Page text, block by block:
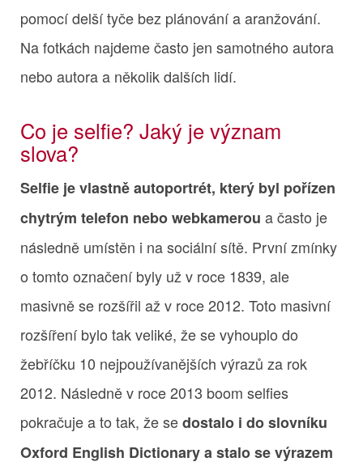
pomocí delší tyče bez plánování a aranžování.
Na fotkách najdeme často jen samotného autora
nebo autora a několik dalších lidí.
Co je selfie? Jaký je význam
slova?
Selfie je vlastně autoportrét, který byl pořízen
chytrým telefon nebo webkamerou a často je
následně umístěn i na sociální sítě. První zmínky
o tomto označení byly už v roce 1839, ale
masivně se rozšířil až v roce 2012. Toto masivní
rozšíření bylo tak veliké, že se vyhouplo do
žebříčku 10 nejpoužívanějších výrazů za rok
2012. Následně v roce 2013 boom selfies
pokračuje a to tak, že sedostalo i do slovníku
Oxford English Dictionary a stalo se výrazem